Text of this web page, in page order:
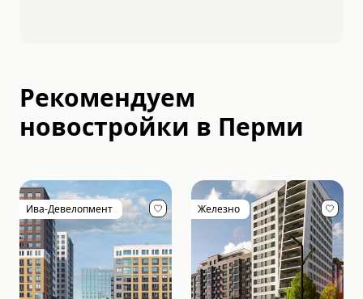
Рекомендуем
новостройки в Перми
Ива-Девелопмент Железно